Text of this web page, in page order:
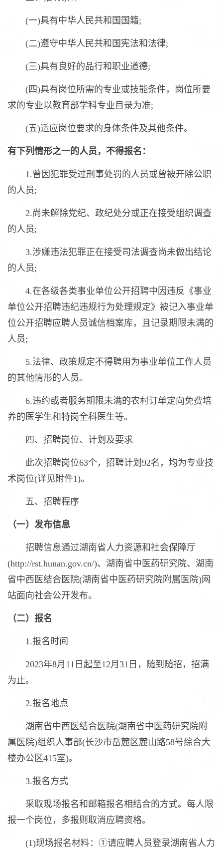
(一)具有中华人民共和国国籍;
(二)遵守中华人民共和国宪法和法律;
(三)具有良好的品行和职业道德;
(四)具有岗位所需的专业或技能条件，岗位所要
求的专业以教育部学科专业目录为准;
(五)适应岗位要求的身体条件及其他条件。
有下列情形之一的人员，不得报名：
1.曾因犯罪受过刑事处罚的人员或曾被开除公职
的人员;
2.尚未解除党纪、政纪处分或正在接受组织调查
的人员;
3.涉嫌违法犯罪正在接受司法调查尚未做出结论
的人员;
4.在各级各类事业单位公开招聘中因违反《事业
单位公开招聘违纪违规行为处理规定》被记入事业单
位公开招聘应聘人员诚信档案库，且记录期限未满的
人员;
5.法律、政策规定不得聘用为事业单位工作人员
的其他情形的人员。
6.违约或者服务期限未满的农村订单定向免费培
养的医学生和特岗全科医生等。
四、招聘岗位、计划及要求
此次招聘岗位63个，招聘计划92名，均为专业技
术岗位(详见附件1)。
五、招聘程序
（一）发布信息
招聘信息通过湖南省人力资源和社会保障厅
(http://rst.hunan.gov.cn/)、湖南省中医药研究院、湖南
省中西医结合医院(湖南省中医药研究院附属医院)网
站面向社会公开发布。
（二）报名
1.报名时间
2023年8月11日起至12月31日，随到随招，招满
为止。
2.报名地点
湖南省中西医结合医院(湖南省中医药研究院附
属医院)组织人事部(长沙市岳麓区麓山路58号综合大
楼办公区415室)。
3.报名方式
采取现场报名和邮箱报名相结合的方式。每人限
报一个岗位，多报则取消应聘资格。
(1)现场报名材料：①请应聘人员登录湖南省人力